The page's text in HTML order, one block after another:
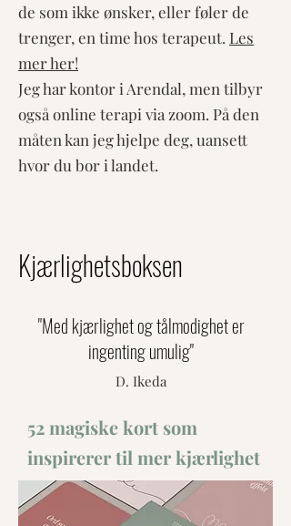
de som ikke ønsker, eller føler de
trenger, en time hos terapeut. Les
mer her!
Jeg har kontor i Arendal, men tilbyr
også online terapi via zoom. På den
måten kan jeg hjelpe deg, uansett
hvor du bor i landet.
Kjærlighetsboksen
"Med kjærlighet og tålmodighet er
ingenting umulig"
D. Ikeda
52 magiske kort som
inspirerer til mer kjærlighet